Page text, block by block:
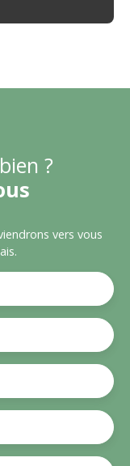
?
vers vous